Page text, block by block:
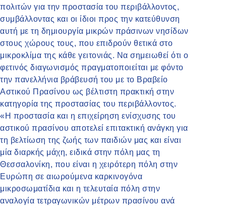
πολιτών για την προστασία του περιβάλλοντος,
συμβάλλοντας και οι ίδιοι προς την κατεύθυνση
αυτή με τη δημιουργία μικρών πράσινων νησίδων
στους χώρους τους, που επιδρούν θετικά στο
μικροκλίμα της κάθε γειτονιάς. Να σημειωθεί ότι ο
φετινός διαγωνισμός πραγματοποιείται με φόντο
την πανελλήνια βράβευσή του με το Βραβείο
Αστικού Πρασίνου ως βέλτιστη πρακτική στην
κατηγορία της προστασίας του περιβάλλοντος.
«Η προστασία και η επιχείρηση ενίσχυσης του
αστικού πρασίνου αποτελεί επιτακτική ανάγκη για
τη βελτίωση της ζωής των παιδιών μας και είναι
μία διαρκής μάχη, ειδικά στην πόλη μας τη
Θεσσαλονίκη, που είναι η χειρότερη πόλη στην
Ευρώπη σε αιωρούμενα καρκινογόνα
μικροσωματίδια και η τελευταία πόλη στην
αναλογία τετραγωνικών μέτρων πρασίνου ανά